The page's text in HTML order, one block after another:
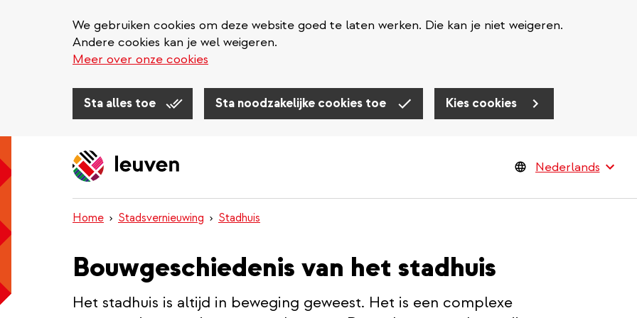
We gebruiken cookies om deze website goed te laten werken. Die kan je niet weigeren.
Andere cookies kan je wel weigeren.
Meer over onze cookies
Sta alles toe Sta noodzakelijke cookies toe Kies cookies
Home Stadsvernieuwing Stadhuis
Bouwgeschiedenis van het stadhuis
Het stadhuis is altijd in beweging geweest. Het is een complexe